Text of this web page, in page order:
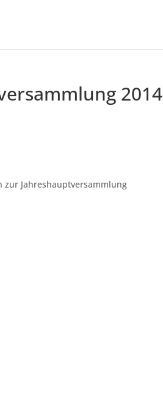
2014
Jahreshauptversammlung